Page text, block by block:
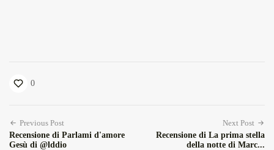
0
Previous Post
Recensione di Parlami d'amore
Gesù di @lddio
Next Post
Recensione di La prima stella
della notte di Marc...